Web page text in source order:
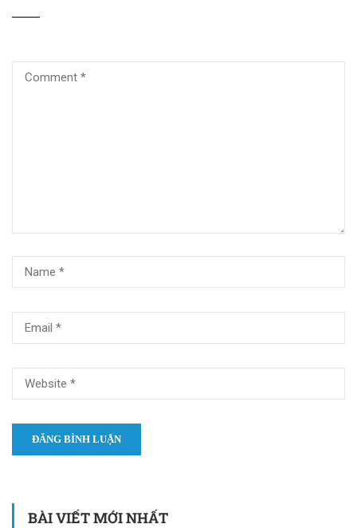
BÀI VIẾT MỚI NHẤT